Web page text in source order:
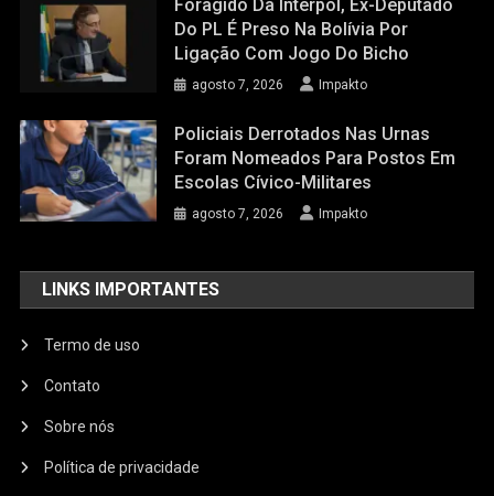
Foragido Da Interpol, Ex-Deputado
Do PL É Preso Na Bolívia Por
Ligação Com Jogo Do Bicho
agosto 7, 2026 Impakto
Policiais Derrotados Nas Urnas
Foram Nomeados Para Postos Em
Escolas Cívico-Militares
agosto 7, 2026 Impakto
LINKS IMPORTANTES
Termo de uso
Contato
Sobre nós
Política de privacidade